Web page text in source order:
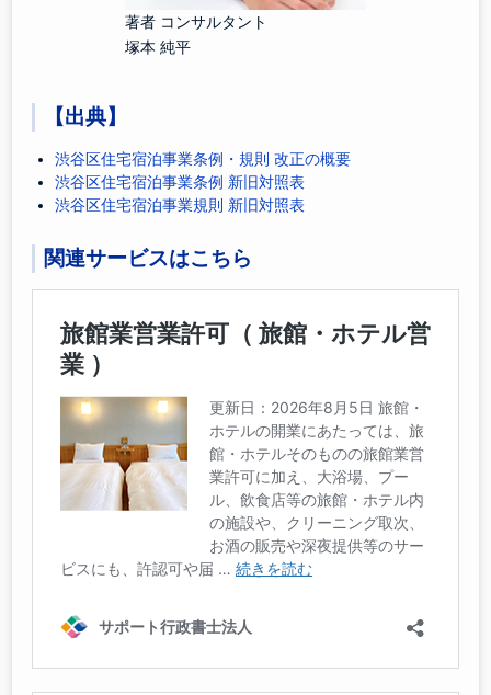
著者 コンサルタント
塚本 純平
【出典】
渋谷区住宅宿泊事業条例・規則 改正の概要
渋谷区住宅宿泊事業条例 新旧対照表
渋谷区住宅宿泊事業規則 新旧対照表
関連サービスはこちら